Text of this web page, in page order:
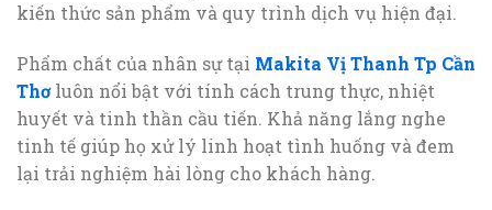
kiến thức sản phẩm và quy trình dịch vụ hiện đại.
Phẩm chất của nhân sự tại Makita Vị Thanh Tp Cần
Thơluôn nổi bật với tính cách trung thực, nhiệt
huyết và tinh thần cầu tiến. Khả năng lắng nghe
tinh tế giúp họ xử lý linh hoạt tình huống và đem
lại trải nghiệm hài lòng cho khách hàng.